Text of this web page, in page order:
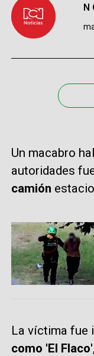
Un macabro
autoridades
camión
La víctima fue
como 'El Flaco